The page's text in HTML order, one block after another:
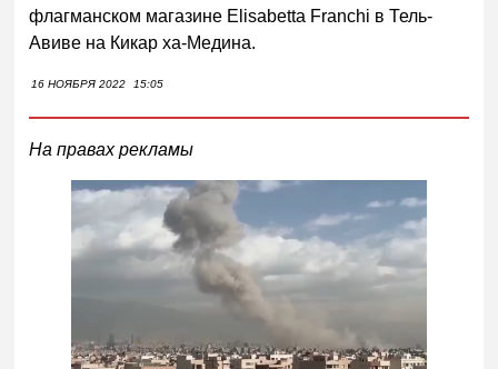
флагманском магазине Elisabetta Franchi в Тель-
Авиве на Кикар ха-Медина.
16 НОЯБРЯ 2022 15:05
На правах рекламы